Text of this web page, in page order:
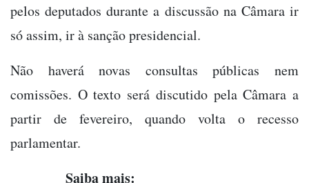
pelos deputados durante a discussão na Câmara ir
só assim, ir à sanção presidencial.
Não haverá novas consultas públicas nem
comissões. O texto será discutido pela Câmara a
partir de fevereiro, quando volta o recesso
parlamentar.
Saiba mais: